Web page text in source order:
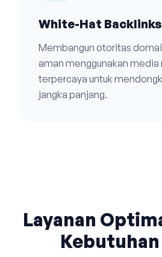
White-Hat Backlinks
Membangun otoritas
aman menggunakan media
terpercaya untuk
jangka panjang.
Layanan